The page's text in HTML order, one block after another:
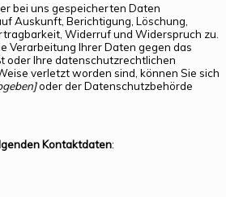
bei uns gespeicherten Daten
Auskunft, Berichtigung, Löschung,
Widerruf und Widerspruch zu.
Verarbeitung Ihrer Daten gegen das
oder Ihre datenschutzrechtlichen
verletzt worden sind, können Sie sich
oder der Datenschutzbehörde
Kontaktdaten: